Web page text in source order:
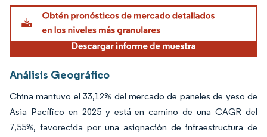
Análisis Geográfico
China mantuvo el 33,12% del mercado de paneles de yeso de
Asia Pacífico en 2025 y está en camino de una CAGR del
7,55%, favorecida por una asignación de infraestructura de